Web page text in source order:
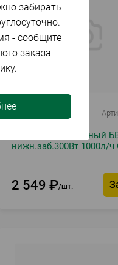
Насос вибрационный
нижн.заб.300Вт 1000л/ч
2 549 ₽ шт.
забирать
- сообщите
заказа